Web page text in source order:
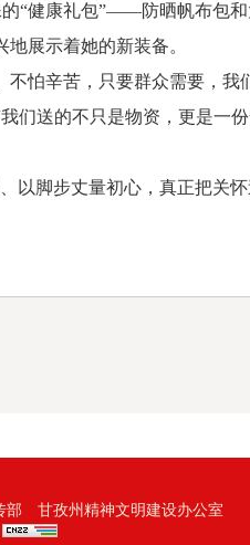
健康礼包”——防晒帆布包和
展示着她的新装备。
辛苦，只要群众需要，我
们送的不只是物资，更是一
脚步丈量初心，真正把关
部 甘孜州精神文明建设办公室